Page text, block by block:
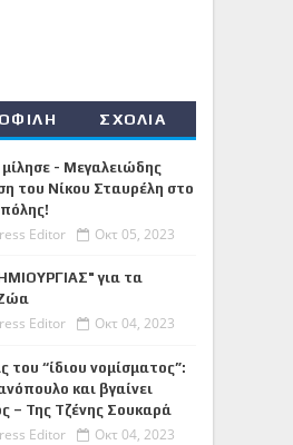
ΣΧΟΛΙΑ
- Μεγαλειώδης
του Νίκου Σταυρέλη στο
Editor Οκτ 05, 2023
για τα
Editor Οκτ 04, 2023
του “ίδιου νομίσματος”:
και βγαίνει
– Της Τζένης Σουκαρά
Editor Οκτ 04, 2023